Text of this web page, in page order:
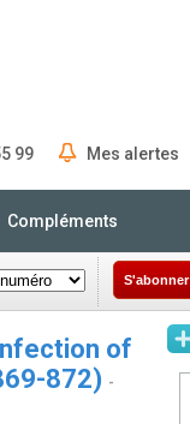
99 Mes alertes
Compléments
S'abonner
of
872) -